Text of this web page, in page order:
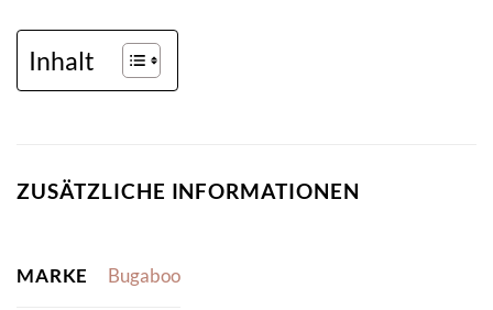
Inhalt
ZUSÄTZLICHE INFORMATIONEN
MARKE Bugaboo